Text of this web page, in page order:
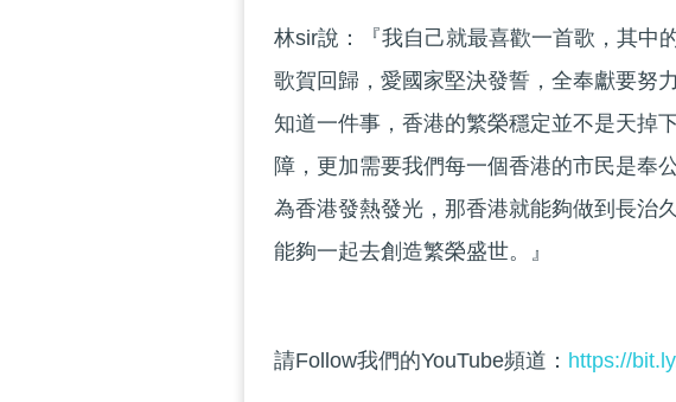
林sir說：『我自己就最喜歡一首歌，其中
歌賀回歸，愛國家堅決發誓，全奉獻要努
知道一件事，香港的繁榮穩定並不是天掉
障，更加需要我們每一個香港的市民是奉
為香港發熱發光，那香港就能夠做到長治
能夠一起去創造繁榮盛世。』
請Follow我們的YouTube頻道： https://